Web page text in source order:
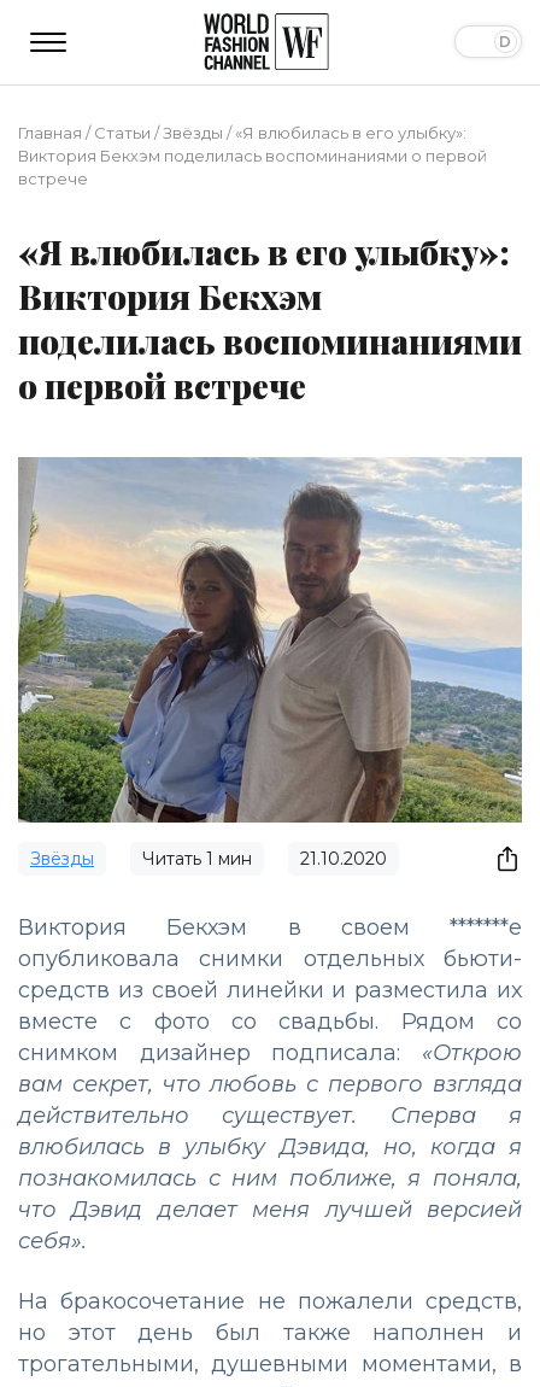
Главная /Статьи /Звёзды /«Я влюбилась в его улыбку»:
Виктория Бекхэм поделилась воспоминаниями о первой
встрече
«Я влюбилась в его улыбку»:
Виктория Бекхэм
поделилась воспоминаниями
о первой встрече
Звёзды Читать 1 мин 21.10.2020
Виктория Бекхэм в своем *******е
опубликовала снимки отдельных бьюти-
средств из своей линейки и разместила их
вместе с фото со свадьбы. Рядом со
снимком дизайнер подписала: «Открою
вам секрет, что любовь с первого взгляда
действительно существует. Сперва я
влюбилась в улыбку Дэвида, но, когда я
познакомилась с ним поближе, я поняла,
что Дэвид делает меня лучшей версией
себя».
На бракосочетание не пожалели средств,
но этот день был также наполнен и
трогательными, душевными моментами, в